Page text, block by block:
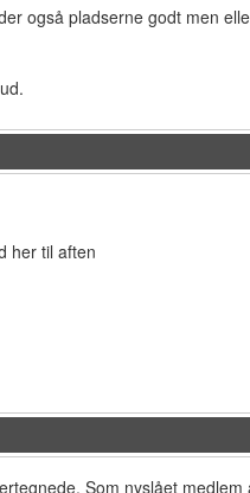
også pladserne godt men
her til aften
Som nyslået